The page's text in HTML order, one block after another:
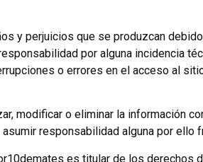
y perjuicios que se produzcan
por alguna incidencia
o errores en el acceso al
modificar o eliminar la información
responsabilidad alguna por ello
es titular de los derechos